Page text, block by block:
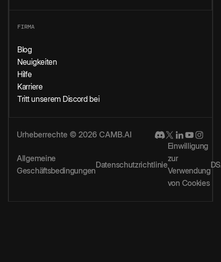
FIRMA
Blog
Neuigkeiten
Hilfe
Karriere
Tritt unserem Discord bei
Urheberrechte © 2026 CAMB.AI
Allgemeine
Geschäftsbedingungen
Datenschutzrichtlinie
Einwilligung
zur
Verwendung
von Cookies